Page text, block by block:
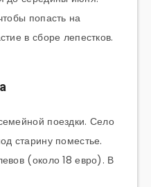
попасть на
в сборе лепестков.
поездки. Село
старину поместье.
(около 18 евро). В